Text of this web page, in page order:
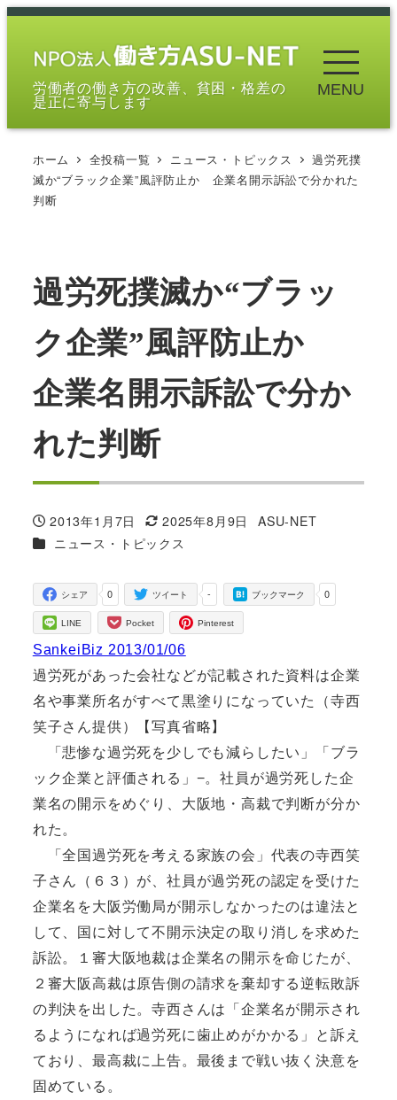
メ
労働者の働き方の改善、貧困・格差の
是正に寄与します
MENU
ホーム 全投稿一覧 ニュース・トピックス
過労死撲
滅か“ブラック企業”風評防止か 企業名開示訴訟で分かれた
判断
過労死撲滅か“ブラッ
ク企業”風評防止か
企業名開示訴訟で分か
れた判断
投稿日
2013年1月7日
更新日
2025年8月9日
著
ASU-NET
カテゴリー
ニュース・トピックス
0
シェア -
ツイート 0
ブックマーク
LINE Pocket Pinterest
SankeiBiz 2013/01/06
過労死があった会社などが記載された資料は企業
名や事業所名がすべて黒塗りになっていた（寺西
笑子さん提供）【写真省略】
「悲惨な過労死を少しでも減らしたい」「ブラ
ック企業と評価される」−。社員が過労死した企
業名の開示をめぐり、大阪地・高裁で判断が分か
れた。
「全国過労死を考える家族の会」代表の寺西笑
子さん（６３）が、社員が過労死の認定を受けた
企業名を大阪労働局が開示しなかったのは違法と
して、国に対して不開示決定の取り消しを求めた
訴訟。１審大阪地裁は企業名の開示を命じたが、
２審大阪高裁は原告側の請求を棄却する逆転敗訴
の判決を出した。寺西さんは「企業名が開示され
るようになれば過労死に歯止めがかかる」と訴え
ており、最高裁に上告。最後まで戦い抜く決意を
固めている。